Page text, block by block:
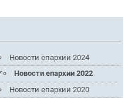
Новости епархии 2024
Новости епархии 2022
Новости епархии 2020